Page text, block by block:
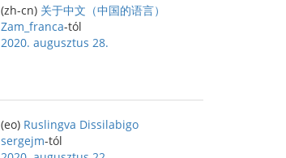
(zh-cn) 关于中文（中国的语言）
Zam_franca-tól
2020. augusztus 28.
(eo) Ruslingva Dissilabigo
sergejm-tól